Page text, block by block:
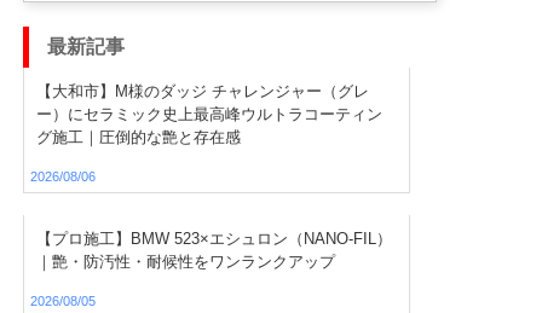
最新記事
【大和市】M様のダッジ チャレンジャー（グレ
ー）にセラミック史上最高峰ウルトラコーティン
グ施工｜圧倒的な艶と存在感
2026/08/06
【プロ施工】BMW 523×エシュロン（NANO-FIL）
｜艶・防汚性・耐候性をワンランクアップ
2026/08/05